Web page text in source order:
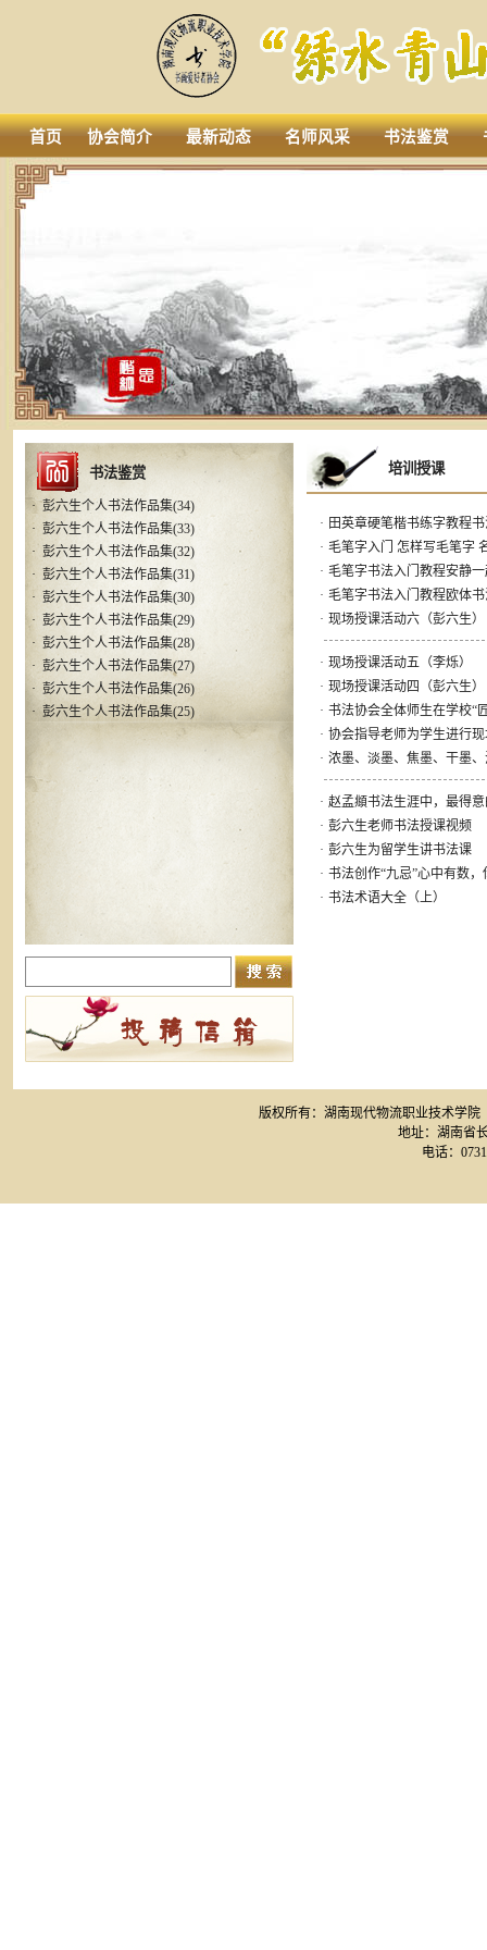
首页 协会简介 最新动态 名师风采 书法鉴赏
书法鉴赏
· 彭六生个人书法作品集(34)
· 彭六生个人书法作品集(33)
· 彭六生个人书法作品集(32)
· 彭六生个人书法作品集(31)
· 彭六生个人书法作品集(30)
· 彭六生个人书法作品集(29)
· 彭六生个人书法作品集(28)
· 彭六生个人书法作品集(27)
· 彭六生个人书法作品集(26)
· 彭六生个人书法作品集(25)
培训授课
· 田英章硬笔楷书练字教程
· 毛笔字入门 怎样写毛笔字
· 毛笔字书法入门教程安静
· 毛笔字书法入门教程欧体
· 现场授课活动六（彭六生）
· 现场授课活动五（李烁）
· 现场授课活动四（彭六生）
· 书法协会全体师生在学校“
· 协会指导老师为学生进行
· 浓墨、淡墨、焦墨、干墨
· 赵孟頫书法生涯中，最得
· 彭六生老师书法授课视频
· 彭六生为留学生讲书法课
· 书法创作“九忌”心中有数
· 书法术语大全（上）
版权所有：湖南现代物流职业技术学
地址：湖南省
电话：